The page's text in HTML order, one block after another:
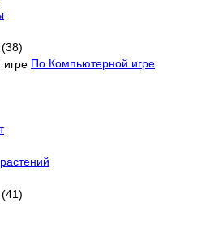
(38)
По Компьютерной игре
(41)